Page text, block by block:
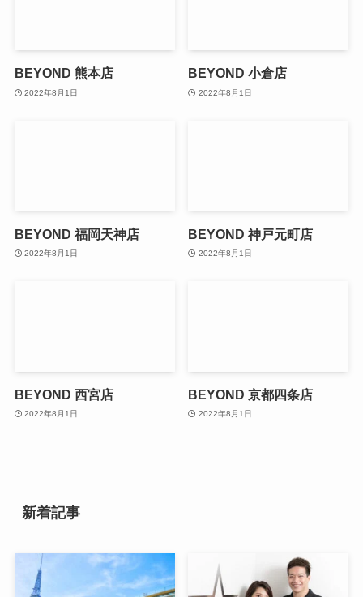
BEYOND 熊本店
2022年8月1日
BEYOND 小倉店
2022年8月1日
BEYOND 福岡天神店
2022年8月1日
BEYOND 神戸元町店
2022年8月1日
BEYOND 西宮店
2022年8月1日
BEYOND 京都四条店
2022年8月1日
新着記事